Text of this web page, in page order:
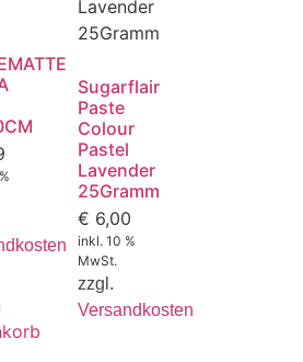
Sugarflair
Paste
Colour
Pastel
Lavender
25Gramm
€ 6,00
inkl. 10 %
MwSt.
zzgl.
Versandkosten